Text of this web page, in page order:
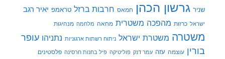
שניר גרשון הכהן חמאס חרבות ברזל טראמפ יאיר רגב
ישראל כרזות מהפכה משטרית מחאה מלחמה מנהיגות
משטרה משטרת ישראל ניתוח רשתות ארגוניות נתניהו עופר
בורין עוצמה עזה עמר דנק פוליטיקה פיל בחנות חרסינה פלסטינים